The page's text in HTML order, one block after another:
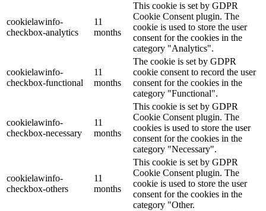
cookielawinfo-
checkbox-analytics
11
months
This cookie is set by GDPR
Cookie Consent plugin. The
cookie is used to store the user
consent for the cookies in the
category "Analytics".
cookielawinfo-
checkbox-functional
11
months
The cookie is set by GDPR
cookie consent to record the user
consent for the cookies in the
category "Functional".
cookielawinfo-
checkbox-necessary
11
months
This cookie is set by GDPR
Cookie Consent plugin. The
cookies is used to store the user
consent for the cookies in the
category "Necessary".
cookielawinfo-
checkbox-others
11
months
This cookie is set by GDPR
Cookie Consent plugin. The
cookie is used to store the user
consent for the cookies in the
category "Other.